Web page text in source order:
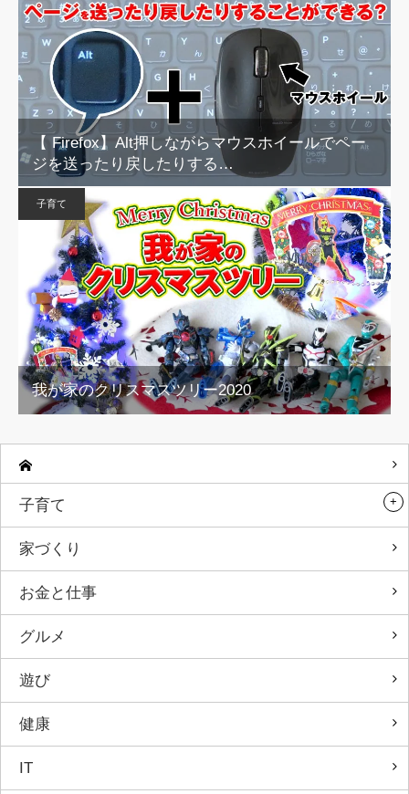
【 Firefox】Alt押しながらマウスホイールでペー
ジを送ったり戻したりする…
子育て
我が家のクリスマスツリー2020
子育て
家づくり
お金と仕事
グルメ
遊び
健康
IT